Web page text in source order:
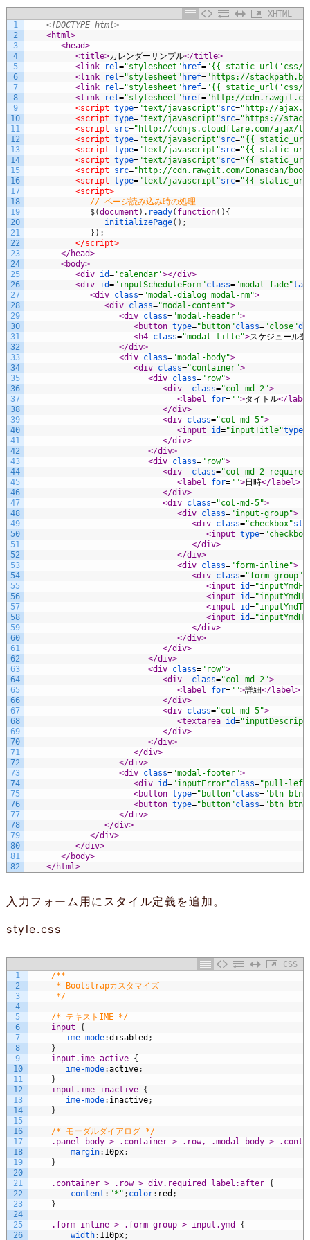
1.
ク
起
動
み
XHTML
1
2
3
4
5
6
7
8
9
10
11
12
13
14
15
16
17
18
19
20
21
22
23
24
25
26
27
28
29
30
31
32
33
34
35
36
37
38
39
40
41
42
43
44
45
46
47
48
49
50
51
52
53
54
55
56
57
58
59
60
61
62
63
64
65
66
67
68
69
70
71
72
73
74
75
76
77
78
79
80
81
82
<!DOCTYPE html>
<html>
<head>
<title>カレンダーサンプル</title>
<link
rel="stylesheet" href="{{ static_url('css/
<link
rel="stylesheet" href="https://
<link
rel="stylesheet" href="{{ static_url('css/
<link
rel="stylesheet" href="http://
<script type="text/javascript"src="http://
<script type="text/javascript"src="https://
<script src="http://cdnjs.cloudflare.com/ajax/
<script type="text/javascript"src="{{
<script type="text/javascript"src="{{
<script type="text/javascript"src="{{
<script src="http://cdn.rawgit.com/Eonasdan/
<script type="text/javascript"src="{{
<script>
// ページ読み込み時の処理
$(document ) . ready( function( ) {
initializePage( ) ;
} ) ;
</script>
</head>
<body>
<div id= 'calendar'></div>
<div id="inputScheduleForm"class="modal fade"
<div class="modal-dialog modal-nm">
<div class="modal-content">
<div class="modal-header">
<button type="button"class="close"
<h4 class="modal-title">スケジュール登
</div>
<div class="modal-body">
<div class="container">
<div class="row">
<div class="col-md-2">
<label for="">タイトル</
</div>
<div class="col-md-5">
<input id="inputTitle"type
</div>
</div>
<div class="row">
<div class="col-md-2
<label for="">日時</label>
</div>
<div class="col-md-5">
<div class="input-group">
<div class="checkbox"
<input type=
</div>
</div>
<div class="form-inline">
<div class="form-group"
<input id=
<input id=
<input id=
<input id=
</div>
</div>
</div>
</div>
<div class="row">
<div class="col-md-2">
<label for="">詳細</label>
</div>
<div class="col-md-5">
<textarea id=
</div>
</div>
</div>
</div>
<div class="modal-footer">
<div id="inputError"class="pull-
<button type="button"class="btn btn-
<button type="button"class="btn
</div>
</div>
</div>
</div>
</body>
</html>
入力フォーム用にスタイル定義を追加。
style.css
CSS
1
2
3
4
5
6
7
8
9
10
11
12
13
14
15
16
17
18
19
20
21
22
23
24
25
26
/**
* Bootstrapカスタマイズ
*/
/* テキストIME */
input {
ime-mode:disabled ;
}
input.ime-active {
ime-mode:active;
}
input.ime-inactive {
ime-mode: inactive;
}
/* モーダルダイアログ */
.panel-body > .container > .row, .modal-body >
margin: 10px;
}
.container > .row > div.required label:after {
content : "*" ; color: red ;
}
.form-inline > .form-group > input.ymd {
width: 110px;